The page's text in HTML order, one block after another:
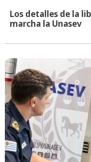
Los detalles de la
marcha la Unasev